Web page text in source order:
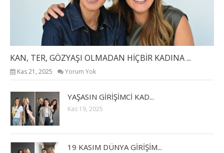
KAN, TER, GÖZYAŞI OLMADAN HİÇBİR KADINA ...
Kas 21, 2025 Yorum Yok
YAŞASIN GİRİŞİMCİ KAD...
Kas 19, 2025
19 KASIM DÜNYA GİRİŞİM...